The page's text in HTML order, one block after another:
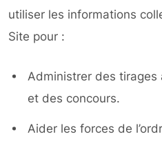
utiliser les informations
Site pour :
Administrer des
et des concours.
Aider les forces de